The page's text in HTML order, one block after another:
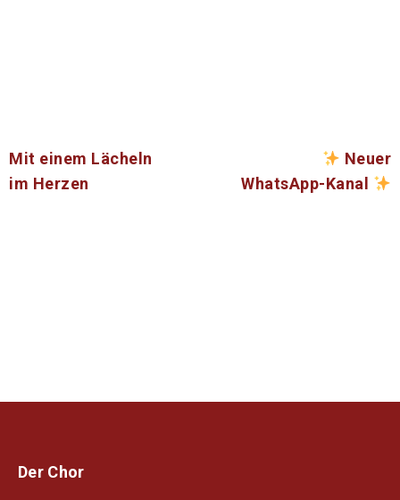
Mit einem Lächeln
im Herzen
Neuer
WhatsApp-Kanal
Der Chor